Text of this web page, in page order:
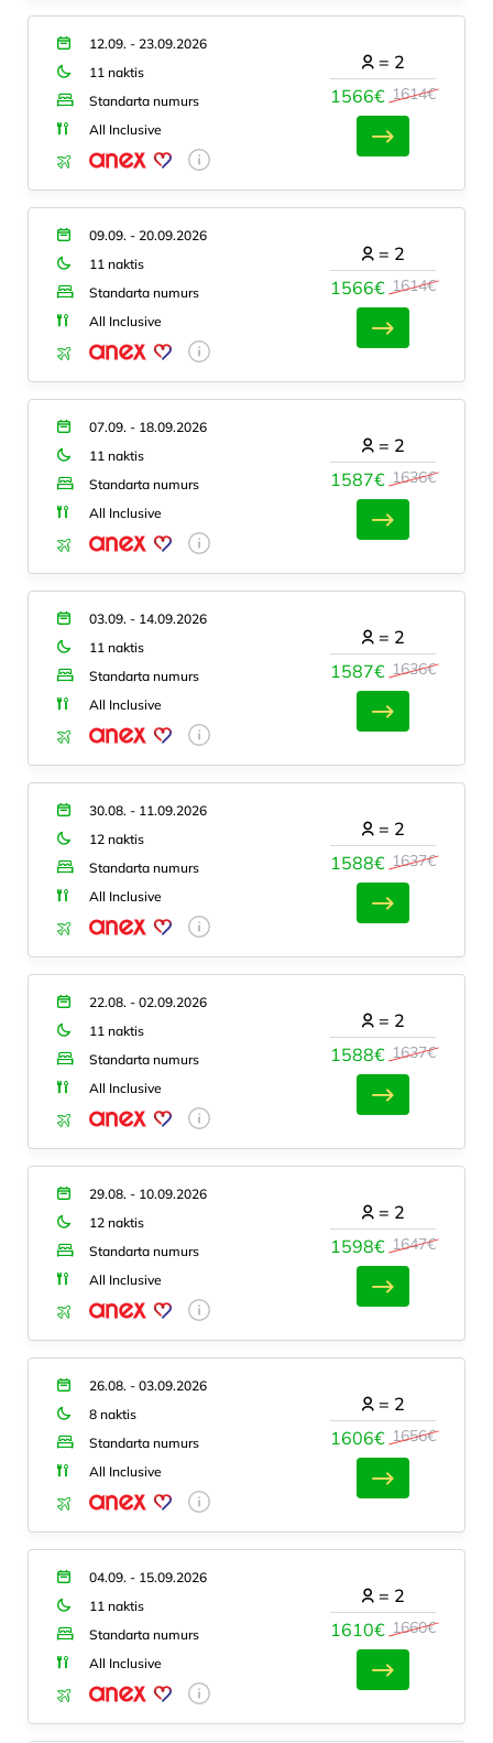
12.09. - 23.09.2026
11 naktis
Standarta numurs
All Inclusive
1566€ 1614€
= 2
09.09. - 20.09.2026
11 naktis
Standarta numurs
All Inclusive
1566€ 1614€
= 2
07.09. - 18.09.2026
11 naktis
Standarta numurs
All Inclusive
1587€ 1636€
= 2
03.09. - 14.09.2026
11 naktis
Standarta numurs
All Inclusive
1587€ 1636€
= 2
30.08. - 11.09.2026
12 naktis
Standarta numurs
All Inclusive
1588€ 1637€
= 2
22.08. - 02.09.2026
11 naktis
Standarta numurs
All Inclusive
1588€ 1637€
= 2
29.08. - 10.09.2026
12 naktis
Standarta numurs
All Inclusive
1598€ 1647€
= 2
26.08. - 03.09.2026
8 naktis
Standarta numurs
All Inclusive
1606€ 1656€
= 2
04.09. - 15.09.2026
11 naktis
Standarta numurs
All Inclusive
1610€ 1660€
= 2